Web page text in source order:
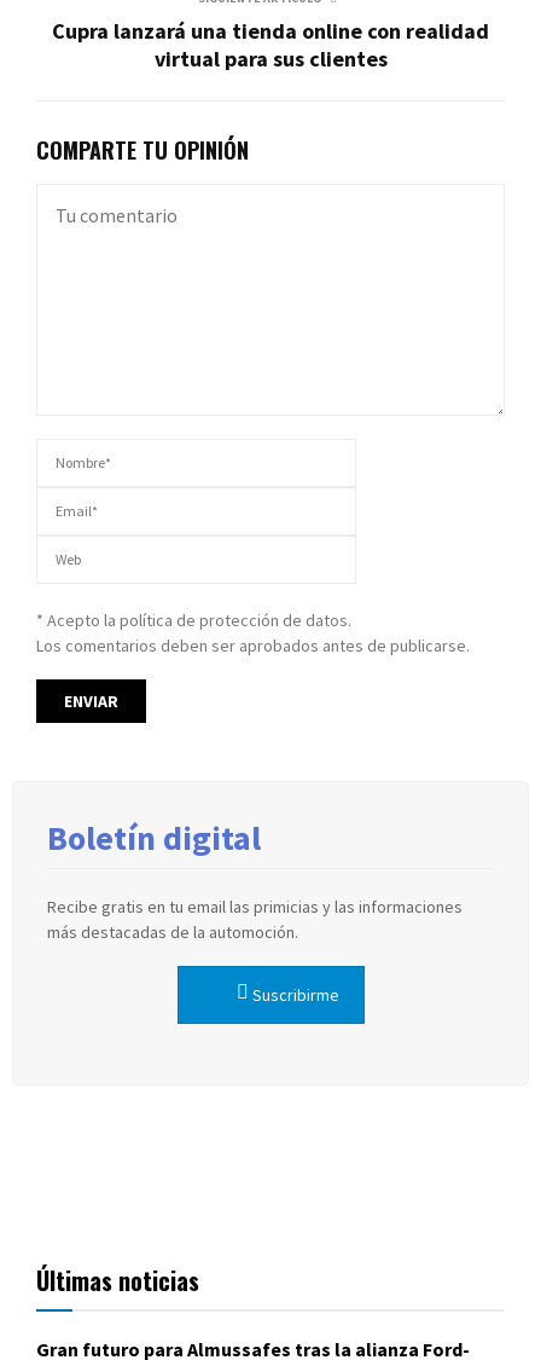
Cupra lanzará una tienda online con realidad
virtual para sus clientes
COMPARTE TU OPINIÓN
* Acepto la política de protección de datos.
Los comentarios deben ser aprobados antes de publicarse.
Boletín digital
Recibe gratis en tu email las primicias y las informaciones
más destacadas de la automoción.
Suscribirme
Últimas noticias
Gran futuro para Almussafes tras la alianza Ford-